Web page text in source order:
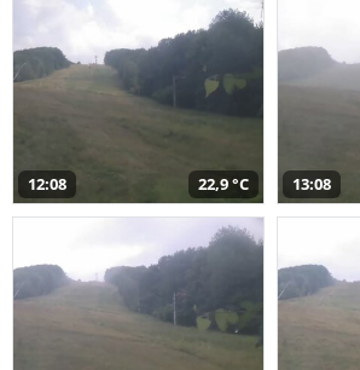
12:08 22,9 °C 13:08